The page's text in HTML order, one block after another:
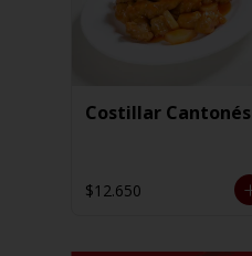
Costillar Cantonés
$12.650